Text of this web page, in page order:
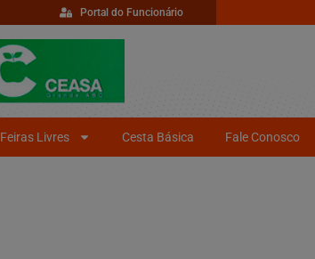
Portal do Funcionário
Feiras Livres Cesta Básica Fale Conosco